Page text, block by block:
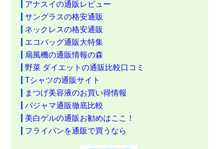
アナスイの通販レビュー
サングラスの格安通販
ネックレスの格安通販
エコバッグ通販大特集
扇風機の通販情報の森
野菜 ダイエットの通販比較口コミ
Tシャツの通販サイト
まつげ美容液のお買い得情報
パジャマ通販徹底比較
美白ゲルの通販お勧めはここ！
フライパンを通販で買うなら